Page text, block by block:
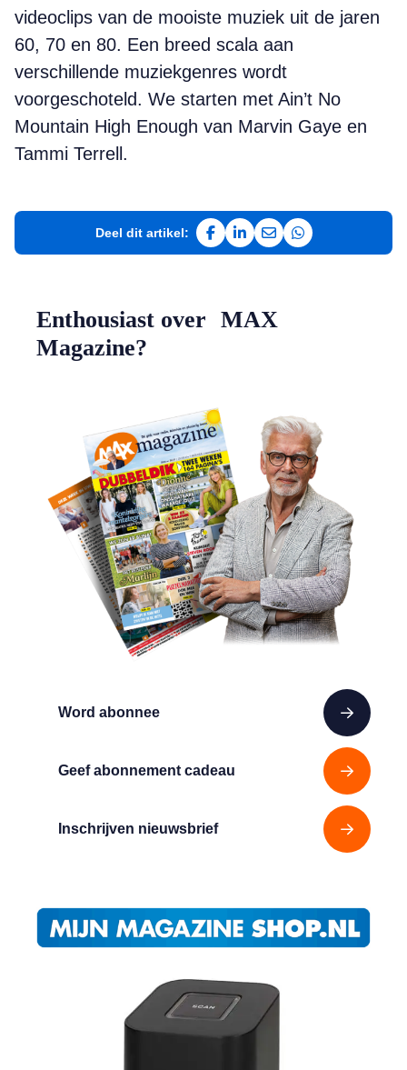
videoclips van de mooiste muziek uit de jaren
60, 70 en 80. Een breed scala aan
verschillende muziekgenres wordt
voorgeschoteld. We starten met Ain’t No
Mountain High Enough van Marvin Gaye en
Tammi Terrell.
Deel dit artikel:
Deel op Facebook
Deel op LinkedIn
Deel via e-mail
Deel via
Word abonnee
Geef abonnement cadeau
Inschrijven nieuwsbrief
Enthousiast over MAX
Magazine?